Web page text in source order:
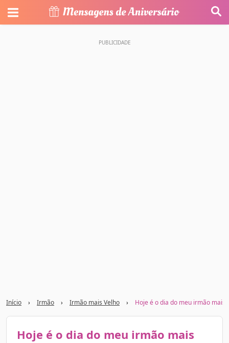
Início › Irmão › Irmão mais Velho › Hoje é o dia do meu irmão mais
Hoje é o dia do meu irmão mais